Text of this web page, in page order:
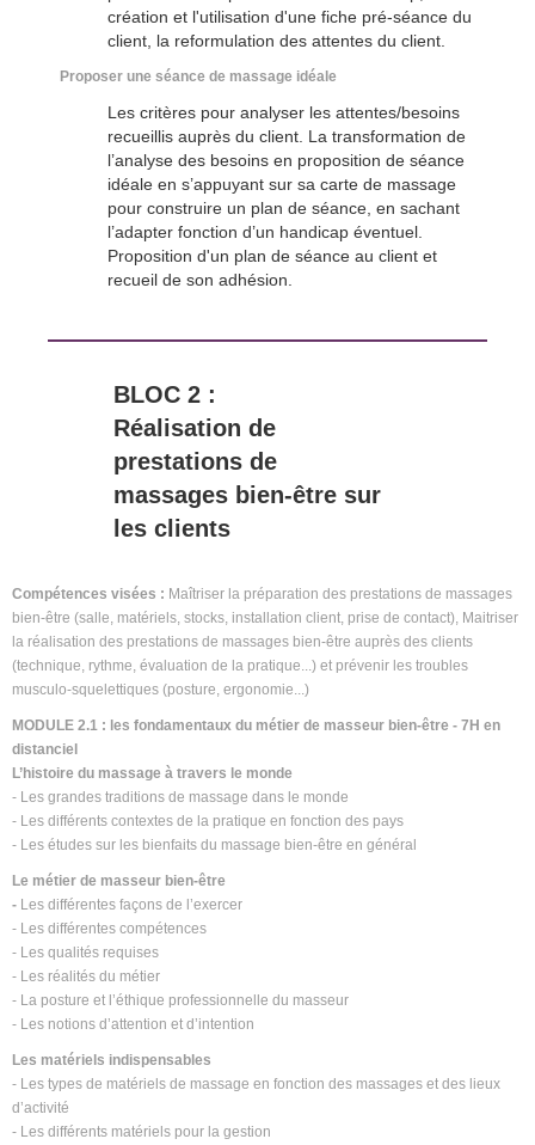
création et l'utilisation d'une fiche pré-séance du
client, la reformulation des attentes du client.
Proposer une séance de massage idéale
Les critères pour analyser les attentes/besoins
recueillis auprès du client. La transformation de
l’analyse des besoins en proposition de séance
idéale en s’appuyant sur sa carte de massage
pour construire un plan de séance, en sachant
l’adapter fonction d’un handicap éventuel.
Proposition d'un plan de séance au client et
recueil de son adhésion.
BLOC 2 :
Réalisation de
prestations de
massages bien-être sur
les clients
Compétences visées : Maîtriser la préparation des prestations de massages
bien-être (salle, matériels, stocks, installation client, prise de contact), Maitriser
la réalisation des prestations de massages bien-être auprès des clients
(technique, rythme, évaluation de la pratique...) et prévenir les troubles
musculo-squelettiques (posture, ergonomie...)
MODULE 2.1 : les fondamentaux du métier de masseur bien-être - 7H en
distanciel
L’histoire du massage à travers le monde
- Les grandes traditions de massage dans le monde
- Les différents contextes de la pratique en fonction des pays
- Les études sur les bienfaits du massage bien-être en général
Le métier de masseur bien-être
- Les différentes façons de l’exercer
- Les différentes compétences
- Les qualités requises
- Les réalités du métier
- La posture et l’éthique professionnelle du masseur
- Les notions d’attention et d’intention
Les matériels indispensables
- Les types de matériels de massage en fonction des massages et des lieux
d’activité
- Les différents matériels pour la gestion